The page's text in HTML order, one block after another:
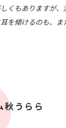
くもありますが
を傾けるのも、
秋うらら